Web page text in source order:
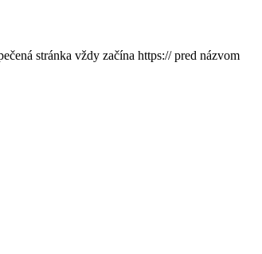
stránka vždy začína https:// pred názvom